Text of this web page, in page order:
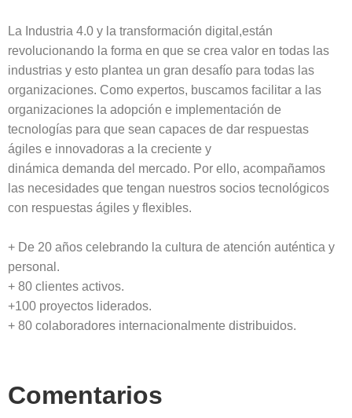
La Industria 4.0 y la transformación digital,están
revolucionando la forma en que se crea valor en todas las
industrias y esto plantea un gran desafío para todas las
organizaciones. Como expertos, buscamos facilitar a las
organizaciones la adopción e implementación de
tecnologías para que sean capaces de dar respuestas
ágiles e innovadoras a la creciente y
dinámica demanda del mercado. Por ello, acompañamos
las necesidades que tengan nuestros socios tecnológicos
con respuestas ágiles y flexibles.
+ De 20 años celebrando la cultura de atención auténtica y
personal.
+ 80 clientes activos.
+100 proyectos liderados.
+ 80 colaboradores internacionalmente distribuidos.
Comentarios